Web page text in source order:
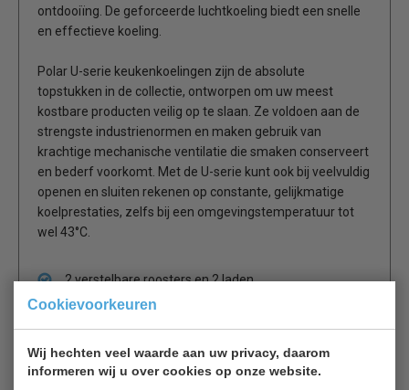
Cookievoorkeuren
Wij hechten veel waarde aan uw privacy, daarom
informeren wij u over cookies op onze website.
ontdooiïng. De geforceerde luchtkoeling biedt een snelle
en effectieve koeling.
Polar U-serie keukenkoelingen zijn de absolute
topstukken in de collectie, ontworpen om uw meest
kostbare producten veilig op te slaan. Ze voldoen aan de
strengste industrienormen en maken gebruik van
krachtige mechanische ventilatie die smaken conserveert
en bederf voorkomt. Met de U-serie kunt ook bij veelvuldig
openen en sluiten rekenen op constante, gelijkmatige
koelprestaties, zelfs bij een omgevingstemperatuur tot
wel 43°C.
2 verstelbare roosters en 2 laden
Verstelbare pootjes
Geforceerde luchtkoeling
Max. omgevingstemperatuur: 32°C